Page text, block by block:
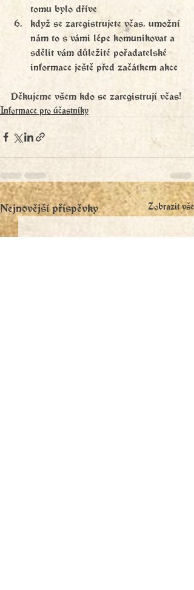
tomu bylo dříve
když se zaregistrujete včas, umožní
nám to s vámi lépe komunikovat a
sdělit vám důležité pořadatelské
informace ještě před začátkem akce
Děkujeme všem kdo se zaregistrují včas!
Informace pro účastníky
Nejnovější příspěvky Zobrazit vše